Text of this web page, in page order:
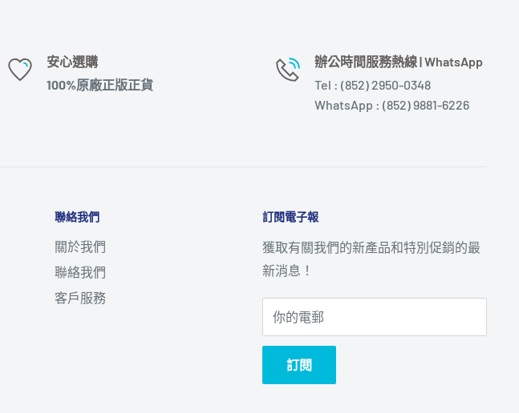
安心選購
100%原廠正版正貨
辦公時間服務熱線 | WhatsApp
Tel : (852) 2950-0348
WhatsApp : (852) 9881-6226
聯絡我們
關於我們
聯絡我們
客戶服務
訂閱電子報
獲取有關我們的新產品和特別促銷的最
新消息！
你的電郵
訂閱